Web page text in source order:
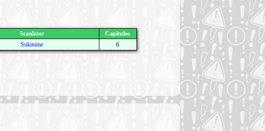
Scanlator
Capítulos
Sukinime
6